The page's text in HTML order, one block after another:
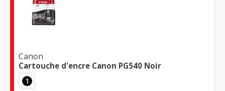
Canon
Cartouche d'encre Canon PG540 Noir
1